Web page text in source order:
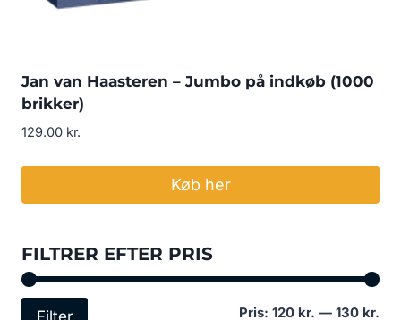
Jan van Haasteren – Jumbo på indkøb (1000
brikker)
129.00 kr.
Køb her
FILTRER EFTER PRIS
Filter Pris: 120 kr. — 130 kr.